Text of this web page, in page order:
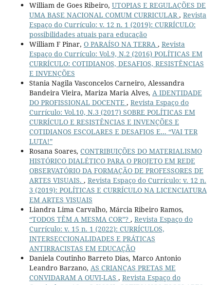
William de Goes Ribeiro, UTOPIAS E REGULAÇÕES DE
UMA BASE NACIONAL COMUM CURRICULAR, Revista
Espaço do Currículo: v. 12 n. 1 (2019): CURRÍCULO:
possibilidades atuais para educação
William F Pinar, O PARAÍSO NA TERRA , Revista
Espaço do Currículo: Vol.9, N.2 (2016) POLÍTICAS EM
CURRÍCULO: COTIDIANOS, DESAFIOS, RESISTÊNCIAS
E INVENÇÕES
Stania Nagila Vasconcelos Carneiro, Alessandra
Bandeira Vieira, Mariza Maria Alves, A IDENTIDADE
DO PROFISSIONAL DOCENTE , Revista Espaço do
Currículo: Vol.10, N.3 (2017) SOBRE POLÍTICAS EM
CURRÍCULO E RESISTÊNCIAS E INVENÇÕES E
COTIDIANOS ESCOLARES E DESAFIOS E... “VAI TER
LUTA!”
Rosana Soares, CONTRIBUIÇÕES DO MATERIALISMO
HISTÓRICO DIALÉTICO PARA O PROJETO EM REDE
OBSERVATÓRIO DA FORMAÇÃO DE PROFESSORES DE
ARTES VISUAIS. , Revista Espaço do Currículo: v. 12 n.
3 (2019): POLÍTICAS E CURRÍCULO NA LICENCIATURA
EM ARTES VISUAIS
Liandra Lima Carvalho, Márcia Ribeiro Ramos,
“TODOS TÊM A MESMA COR”? , Revista Espaço do
Currículo: v. 15 n. 1 (2022): CURRÍCULOS,
INTERSECCIONALIDADES E PRÁTICAS
ANTIRRACISTAS EM EDUCAÇÃO
Daniela Coutinho Barreto Dias, Marco Antonio
Leandro Barzano, AS CRIANÇAS PRETAS ME
CONVIDARAM A OUVI-LAS , Revista Espaço do